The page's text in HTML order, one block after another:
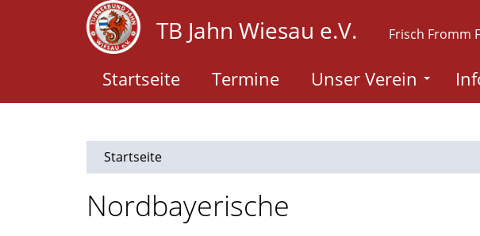
TB Jahn Wiesau e.V. Frisch Fromm
Startseite Termine Unser Verein
Startseite
Nordbayerische